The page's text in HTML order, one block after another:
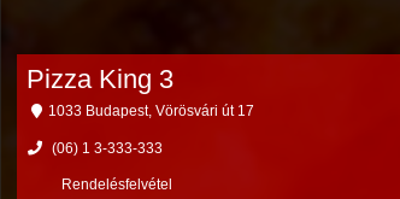
Pizza King 3
1033 Budapest, Vörösvári út 17
(06) 1 3-333-333
Rendelésfelvétel